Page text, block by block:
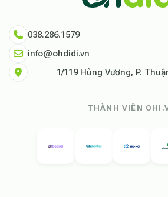
038.286.1579
info@ohdidi.vn
1/119 Hùng Vương, P.
THÀNH VIÊN